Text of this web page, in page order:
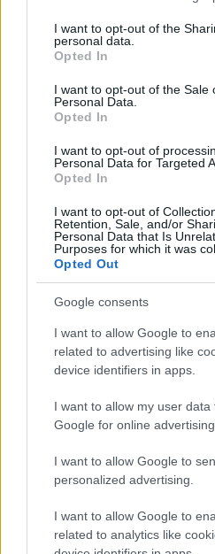
not limited to your visit or usage
grant or deny consent to Google
use your data for below
consent section.
I want to opt-out of the
personal data.
Opted In
I want to opt-out of the Sale
Personal Data.
Opted In
I want to opt-out of
Personal Data for Targeted
Opted In
I want to opt-out of
Retention, Sale, and/or
Personal Data that Is
Purposes for which it was
Opted Out
Google consents
I want to allow Google to
related to advertising like
device identifiers in apps.
I want to allow my user data
Google for online
I want to allow Google to
personalized advertising.
I want to allow Google to
related to analytics like